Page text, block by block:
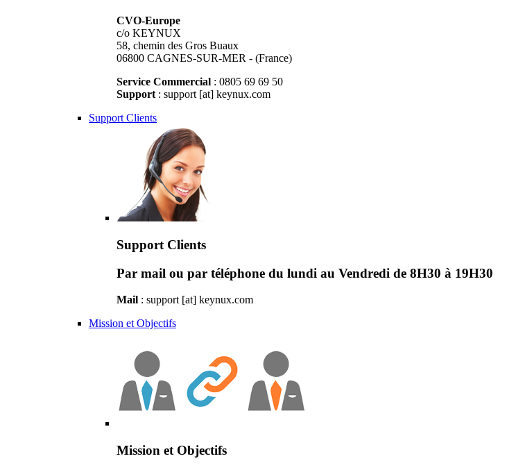
CVO-Europe
c/o KEYNUX
58, chemin des Gros Buaux
06800 CAGNES-SUR-MER - (France)
Service Commercial : 0805 69 69 50
Support : support [at] keynux.com
Support Clients
Support Clients
Par mail ou par téléphone du lundi au Vendredi de 8H30 à 19H30
Mail : support [at] keynux.com
Mission et Objectifs
Mission et Objectifs